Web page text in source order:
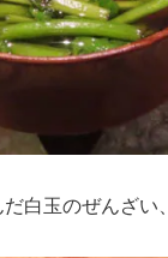
白玉のぜんざ